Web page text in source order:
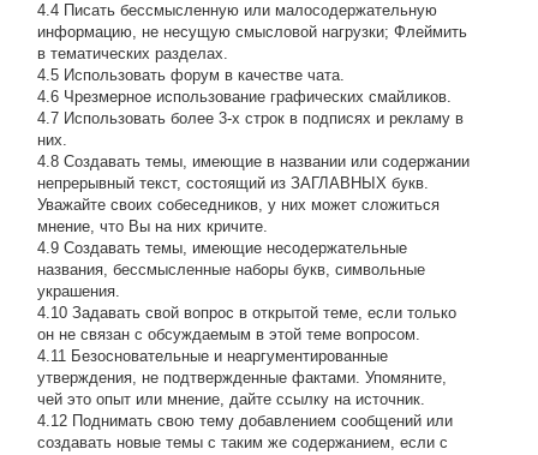
4.4 Писать бессмысленнyю или малосодеpжательнyю
инфоpмацию, не несущую смысловой нагрузки; Флеймить
в тематических разделах.
4.5 Использовать форум в качестве чата.
4.6 Чрезмерное использование графических смайликов.
4.7 Использовать более 3-х строк в подписях и рекламу в
них.
4.8 Создавать темы, имеющие в названии или содержании
непрерывный текст, состоящий из ЗАГЛАВНЫХ букв.
Уважайте своих собеседников, у них может сложиться
мнение, что Вы на них кричите.
4.9 Создавать темы, имеющие несодержательные
названия, бессмысленные наборы букв, символьные
украшения.
4.10 Задавать свой вопрос в открытой теме, если только
он не связан с обсуждаемым в этой теме вопросом.
4.11 Безосновательные и неаргументированные
утверждения, не подтвержденные фактами. Упомяните,
чей это опыт или мнение, дайте ссылку на источник.
4.12 Поднимать свою тему добавлением сообщений или
создавать новые темы с таким же содержанием, если с